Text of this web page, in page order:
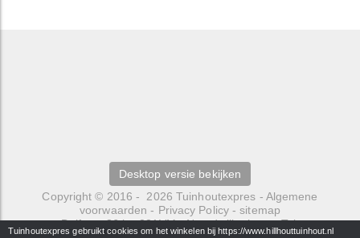
Desktop versie bekijken
Copyright © 2016 - 2026 Tuinhoutexpres - Algemene
voorwaarden - Privacy Policy-sitemap
Delfweg 36 b-221VM-Noordwijkerhout- Tel.
Tuinhoutexpres gebruikt cookies om het winkelen bij https://www.hillhouttuinhout.nl